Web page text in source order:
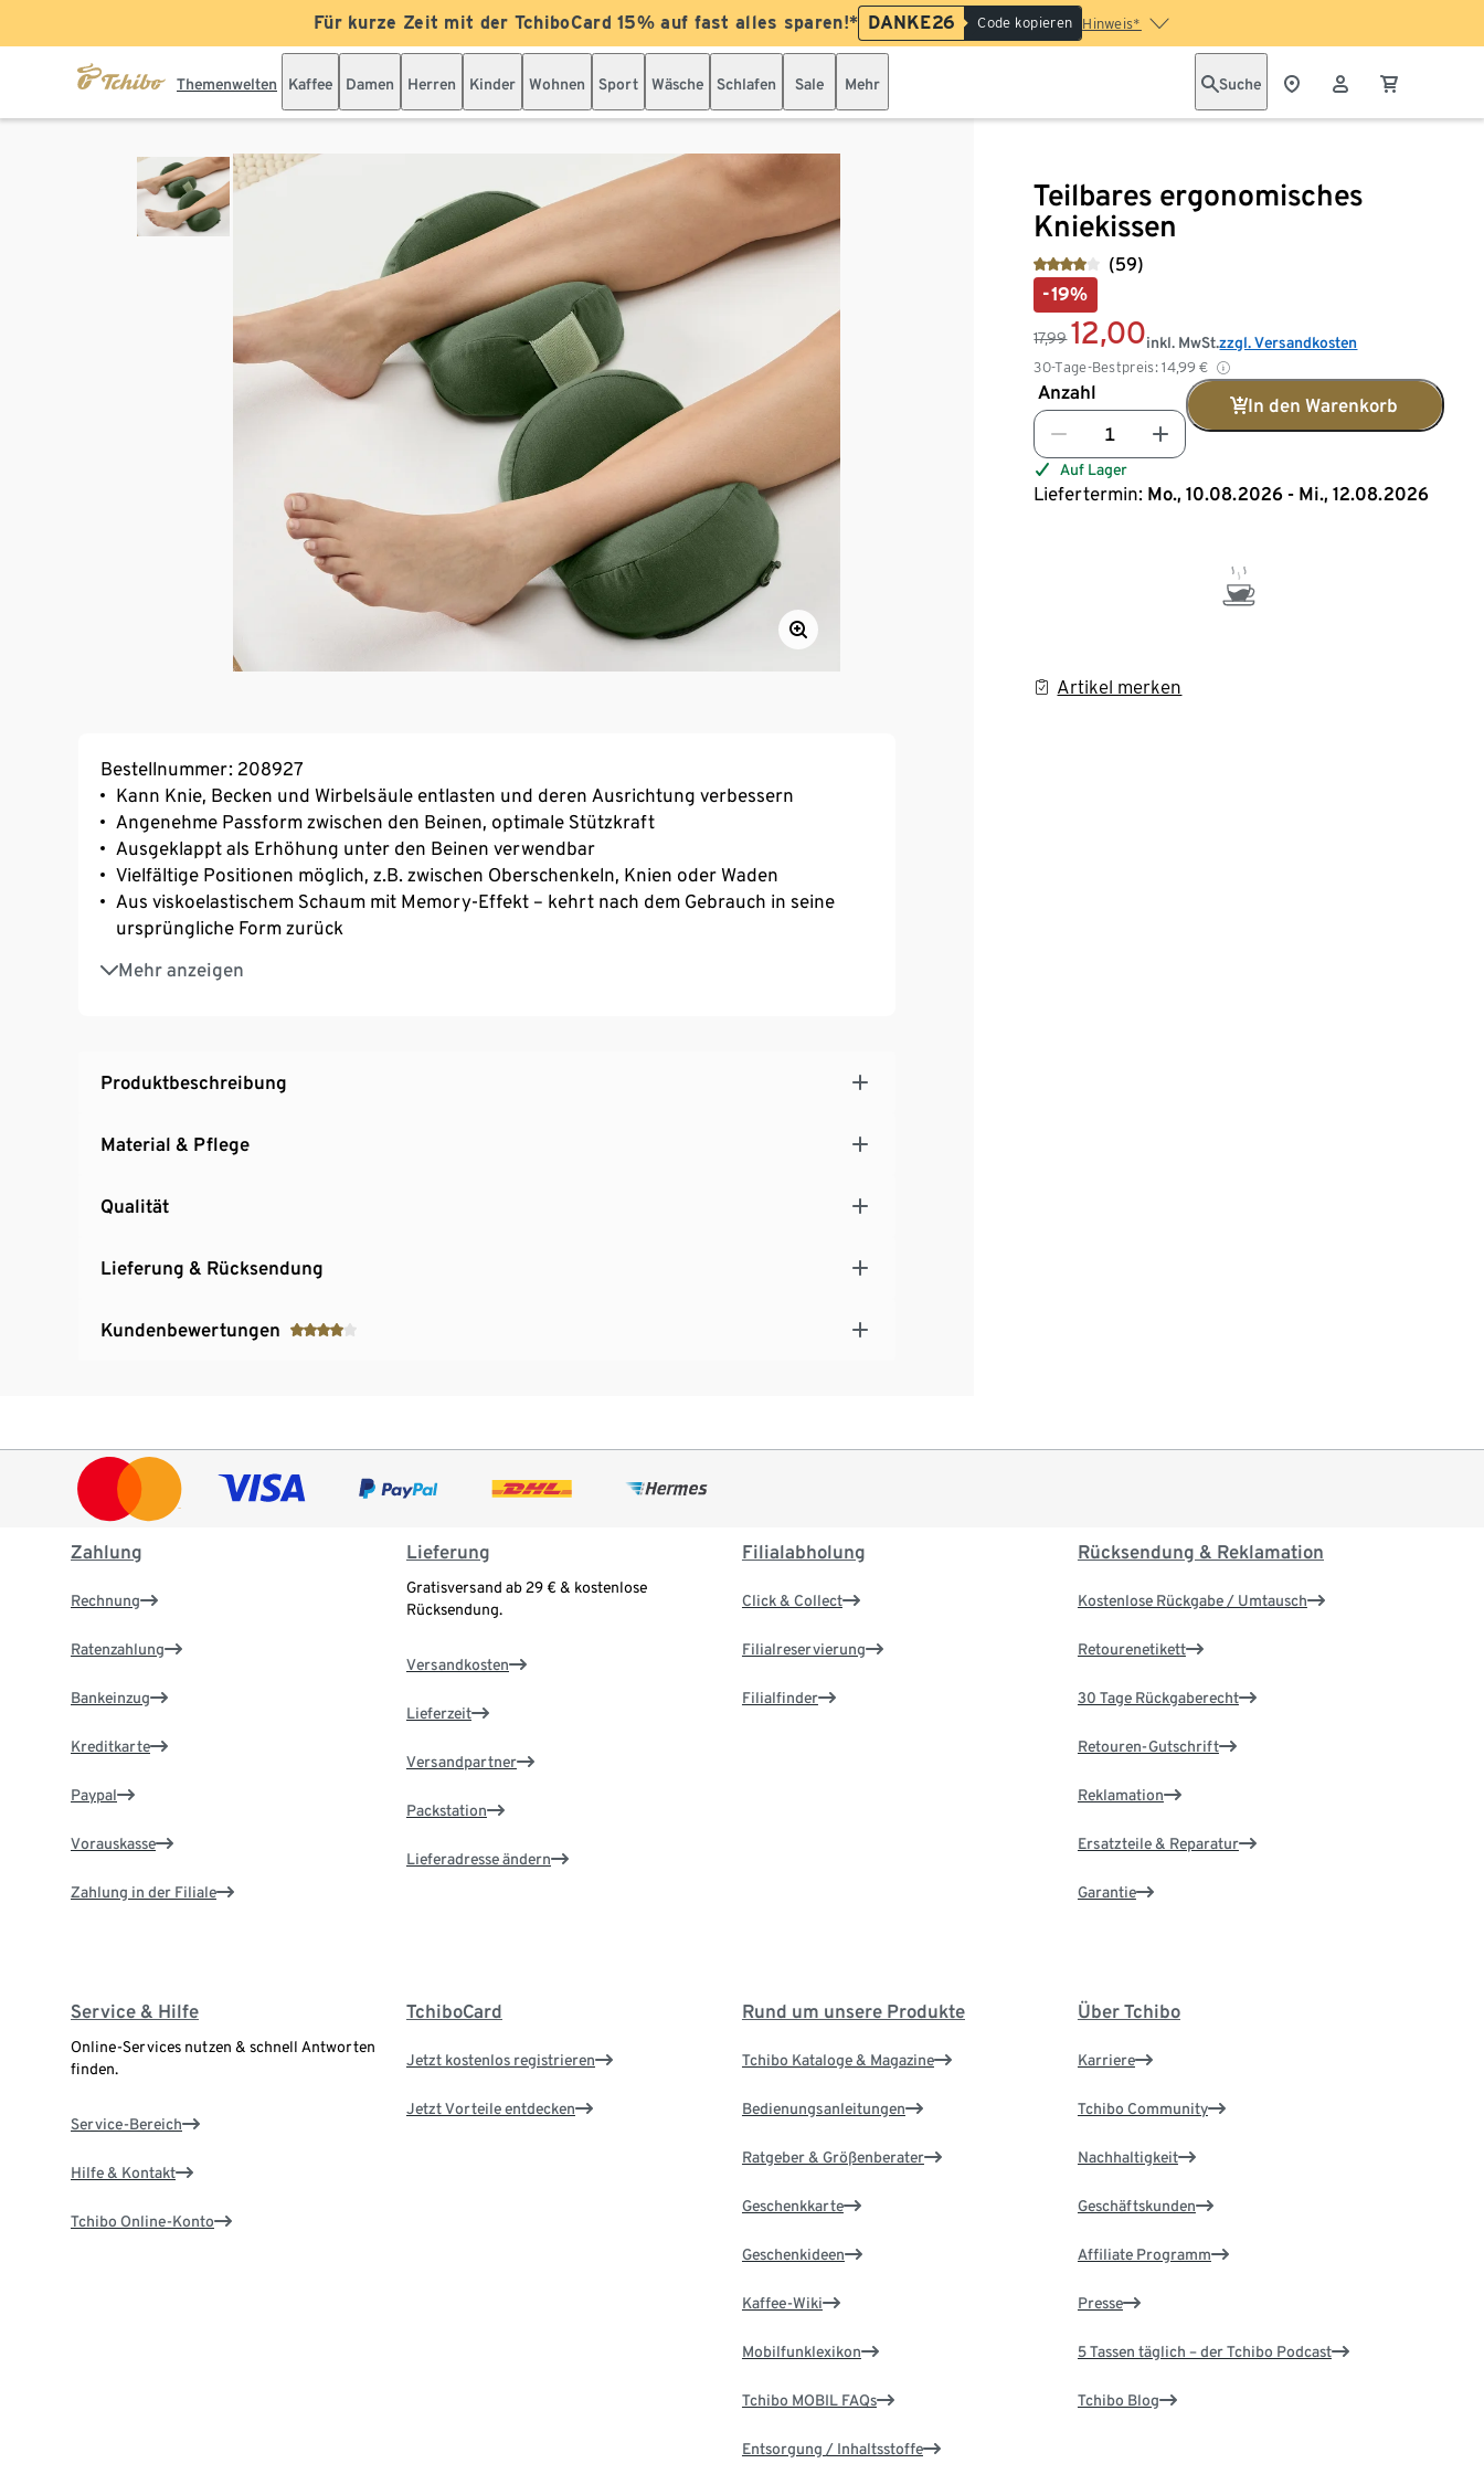
Für kurze Zeit mit der TchiboCard 15% auf fast alles sparen!* DANKE26 Code kopieren Hinweis*
Themenwelten Kaffee Damen Herren Kinder Wohnen Sport Wäsche Schlafen Sale Mehr Suche
Teilbares ergonomisches
Kniekissen
(59)
-19%
17,99 12,00
30-Tage-Bestpreis: 14,99 €
inkl. MwSt.zzgl. Versandkosten
Anzahl
In den Warenkorb
Auf Lager
Liefertermin: Mo., 10.08.2026 - Mi., 12.08.2026
Artikel merken
Bestellnummer: 208927
Kann Knie, Becken und Wirbelsäule entlasten und deren Ausrichtung verbessern
Angenehme Passform zwischen den Beinen, optimale Stützkraft
Ausgeklappt als Erhöhung unter den Beinen verwendbar
Vielfältige Positionen möglich, z.B. zwischen Oberschenkeln, Knien oder Waden
Aus viskoelastischem Schaum mit Memory-Effekt – kehrt nach dem Gebrauch in seine
ursprüngliche Form zurück
Mehr anzeigen
Pflegeleicht – Bezug ist durch einen Reißverschluss abnehmbar und waschbar
Elastisches Befestigungsband verhindert Verrutschen
Produktbeschreibung
Material & Pflege
Qualität
Lieferung & Rücksendung
Kundenbewertungen
Zahlung
Rechnung
Ratenzahlung
Bankeinzug
Kreditkarte
Paypal
Vorauskasse
Zahlung in der Filiale
Lieferung
Gratisversand ab 29 € & kostenlose
Rücksendung.
Versandkosten
Lieferzeit
Versandpartner
Packstation
Lieferadresse ändern
Filialabholung
Click & Collect
Filialreservierung
Filialfinder
Rücksendung & Reklamation
Kostenlose Rückgabe / Umtausch
Retourenetikett
30 Tage Rückgaberecht
Retouren-Gutschrift
Reklamation
Ersatzteile & Reparatur
Garantie
Service & Hilfe
Online-Services nutzen & schnell Antworten
finden.
Service-Bereich
Hilfe & Kontakt
Tchibo Online-Konto
TchiboCard
Jetzt kostenlos registrieren
Jetzt Vorteile entdecken
Rund um unsere Produkte
Tchibo Kataloge & Magazine
Bedienungsanleitungen
Ratgeber & Größenberater
Geschenkkarte
Geschenkideen
Kaffee-Wiki
Mobilfunklexikon
Tchibo MOBIL FAQs
Entsorgung / Inhaltsstoffe
Über Tchibo
Karriere
Tchibo Community
Nachhaltigkeit
Geschäftskunden
Affiliate Programm
Presse
5 Tassen täglich – der Tchibo Podcast
Tchibo Blog